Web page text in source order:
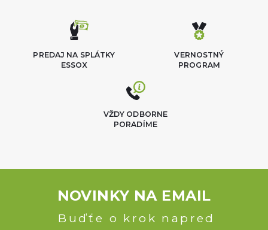
VERNOSTNÝ
PROGRAM
PREDAJ NA SPLÁTKY
ESSOX
VŽDY ODBORNE
PORADÍME
NOVINKY NA EMAIL
Buďťe o krok napred